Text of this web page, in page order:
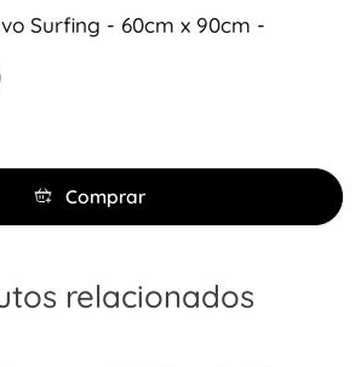
Surfing - 60cm x 90cm -
Comprar
relacionados